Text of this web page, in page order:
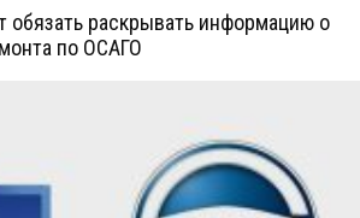
обязать раскрывать информацию о
по ОСАГО